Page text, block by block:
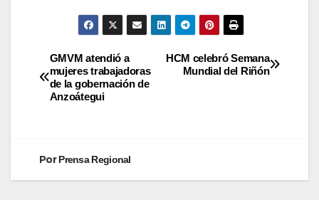
HCM celebró Semana
Mundial del Riñón
GMVM atendió a
mujeres trabajadoras
de la gobernación de
Anzoátegui
PorPrensa Regional